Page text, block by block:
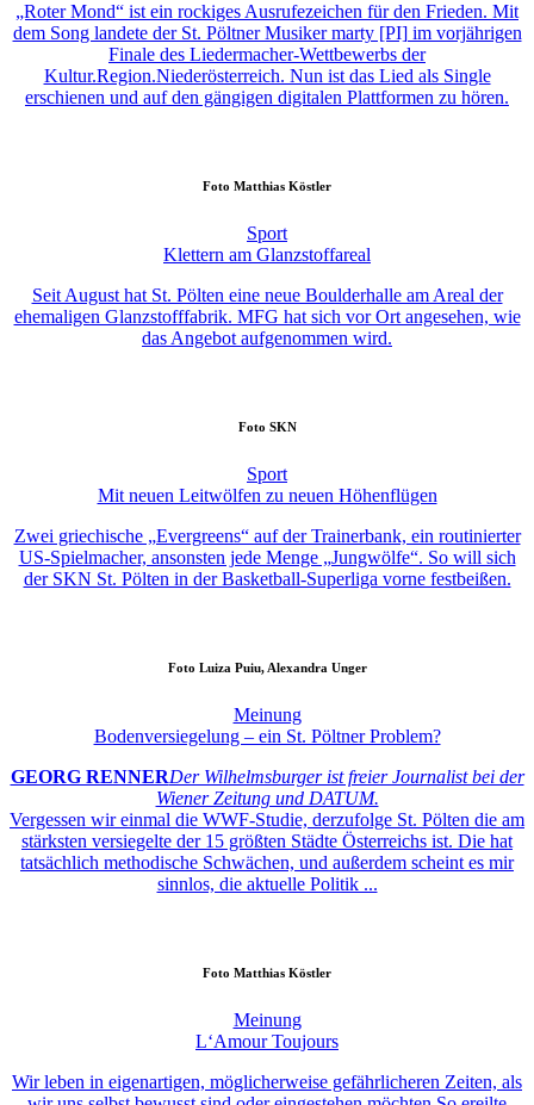
„Roter Mond“ ist ein rockiges Ausrufezeichen für den Frieden. Mit
dem Song landete der St. Pöltner Musiker marty [PI] im vorjährigen
Finale des Liedermacher-Wettbewerbs der
Kultur.Region.Niederösterreich. Nun ist das Lied als Single
erschienen und auf den gängigen digitalen Plattformen zu hören.
Foto Matthias Köstler
Sport
Klettern am Glanzstoffareal
Seit August hat St. Pölten eine neue Boulderhalle am Areal der
ehemaligen Glanzstofffabrik. MFG hat sich vor Ort angesehen, wie
das Angebot aufgenommen wird.
Foto SKN
Sport
Mit neuen Leitwölfen zu neuen Höhenflügen
Zwei griechische „Evergreens“ auf der Trainerbank, ein routinierter
US-Spielmacher, ansonsten jede Menge „Jungwölfe“. So will sich
der SKN St. Pölten in der Basketball-Superliga vorne festbeißen.
Foto Luiza Puiu, Alexandra Unger
Meinung
Bodenversiegelung – ein St. Pöltner Problem?
GEORG RENNERDer Wilhelmsburger ist freier Journalist bei der
Wiener Zeitung und DATUM.
Vergessen wir einmal die WWF-Studie, derzufolge St. Pölten die am
stärksten versiegelte der 15 größten Städte Österreichs ist. Die hat
tatsächlich methodische Schwächen, und außerdem scheint es mir
sinnlos, die aktuelle Politik ...
Foto Matthias Köstler
Meinung
L‘Amour Toujours
Wir leben in eigenartigen, möglicherweise gefährlicheren Zeiten, als